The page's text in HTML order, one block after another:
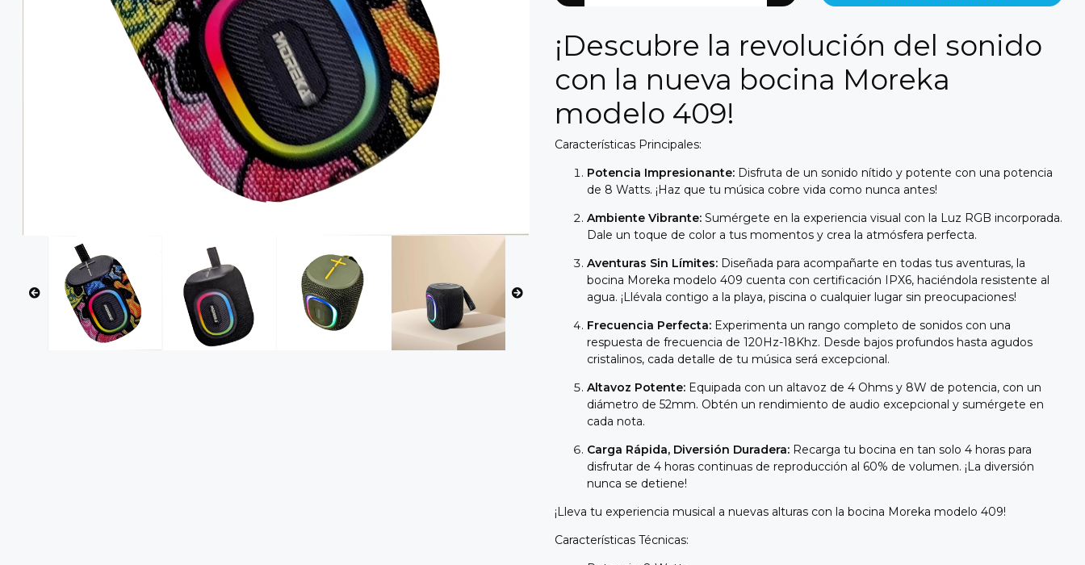
¡Descubre la revolución del sonido
con la nueva bocina Moreka
modelo 409!
Características Principales:
Potencia Impresionante: Disfruta de un sonido nítido y potente con una potencia
de 8 Watts. ¡Haz que tu música cobre vida como nunca antes!
Ambiente Vibrante: Sumérgete en la experiencia visual con la Luz RGB incorporada.
Dale un toque de color a tus momentos y crea la atmósfera perfecta.
Aventuras Sin Límites: Diseñada para acompañarte en todas tus aventuras, la
bocina Moreka modelo 409 cuenta con certificación IPX6, haciéndola resistente al
agua. ¡Llévala contigo a la playa, piscina o cualquier lugar sin preocupaciones!
Frecuencia Perfecta: Experimenta un rango completo de sonidos con una
respuesta de frecuencia de 120Hz-18Khz. Desde bajos profundos hasta agudos
cristalinos, cada detalle de tu música será excepcional.
Altavoz Potente: Equipada con un altavoz de 4 Ohms y 8W de potencia, con un
diámetro de 52mm. Obtén un rendimiento de audio excepcional y sumérgete en
cada nota.
Carga Rápida, Diversión Duradera: Recarga tu bocina en tan solo 4 horas para
disfrutar de 4 horas continuas de reproducción al 60% de volumen. ¡La diversión
nunca se detiene!
¡Lleva tu experiencia musical a nuevas alturas con la bocina Moreka modelo 409!
Características Técnicas: